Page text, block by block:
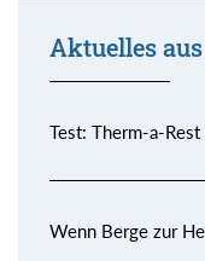
Aktuelles
Test: Therm-a-
Wenn Berge zur